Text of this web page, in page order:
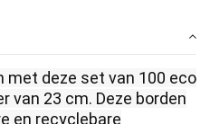
met deze set van 100 eco
van 23 cm. Deze borden
en recyclebare